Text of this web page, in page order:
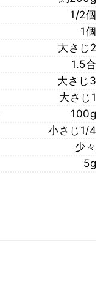
1/2個
1個
大さじ2
1.5合
大さじ3
大さじ1
100g
小さじ1/4
少々
5g